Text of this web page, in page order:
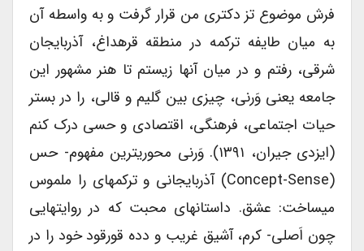
فرش موضوع تز دکتری من قرار گرفت و به واسطه آن
به میان طایفه ترکمه در منطقه قره­داغ، آذربایجان
شرقی، رفتم و در میان آنها زیستم تا هنر مشهور این
جامعه یعنی وَرنی، چیزی بین گلیم و قالی، را در بستر
حیات اجتماعی، فرهنگی، اقتصادی و حسی درک کنم
(ایزدی جیران، ۱۳۹۱). وَرنی محوری­ترین مفهوم- حس
(concept-Sense) آذربایجانی و ترکمه­ای را ملموس
می­ساخت: عشق. داستان­های محبت که در روایت­هایی
چون اَصلی- کرم، آشیق غریب و دده قورقود خود را در